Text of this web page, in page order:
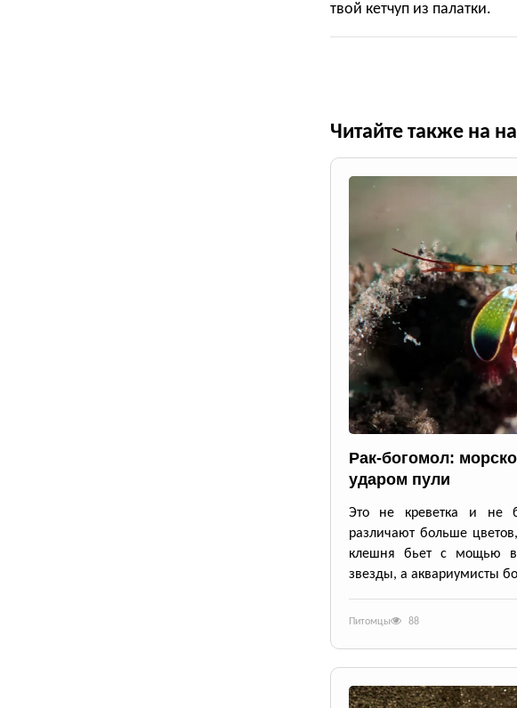
твой кетчуп из палатки.
Читайте также на
Рак-богомол:
ударом пули
Это не креветка и не
различают больше
клешня бьет с мощью
звезды, а аквариумисты
Питомцы 88